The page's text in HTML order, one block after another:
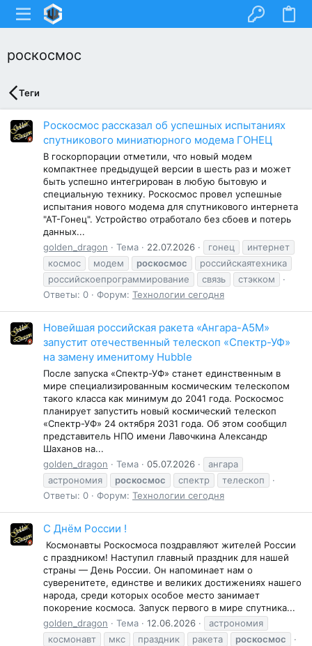
роскосмос
Теги
Роскосмос рассказал об успешных испытаниях
спутникового миниатюрного модема ГОНЕЦ
В госкорпорации отметили, что новый модем
компактнее предыдущей версии в шесть раз и может
быть успешно интегрирован в любую бытовую и
специальную технику. Роскосмос провел успешные
испытания нового модема для спутникового интернета
"АТ-Гонец". Устройство отработало без сбоев и потерь
данных...
golden_dragon
Тема 22.07.2026 гонец
интернет
космос
модем роскосмос
российскаятехника
российскоепрограммирование
связь
стэкком
Ответы: 0
Форум: Технологии сегодня
Новейшая российская ракета «Ангара-А5М»
запустит отечественный телескоп «Спектр-УФ»
на замену именитому Hubble
После запуска «Спектр-УФ» станет единственным в
мире специализированным космическим телескопом
такого класса как минимум до 2041 года. Роскосмос
планирует запустить новый космический телескоп
«Спектр-УФ» 24 октября 2031 года. Об этом сообщил
представитель НПО имени Лавочкина Александр
Шаханов на...
golden_dragon
Тема 05.07.2026
ангара
астрономия
роскосмос спектр
телескоп
Ответы: 0
Форум: Технологии сегодня
С Днём России !
‍ Космонавты Роскосмоса поздравляют жителей России
с праздником! Наступил главный праздник для нашей
страны — День России. Он напоминает нам о
суверенитете, единстве и великих достижениях нашего
народа, среди которых особое место занимает
покорение космоса. Запуск первого в мире спутника...
golden_dragon
Тема 12.06.2026
астрономия
космонавт
мкс праздник ракета
роскосмос